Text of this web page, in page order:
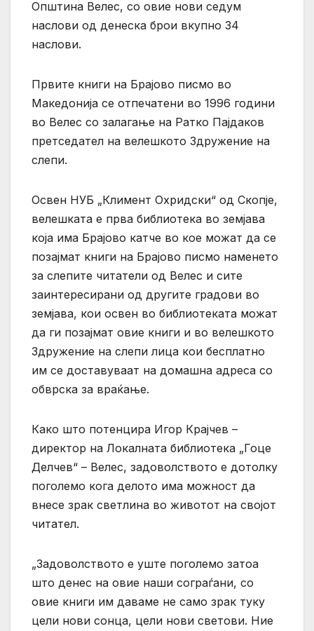
Општина Велес, со овие нови седум
наслови од денеска брои вкупно 34
наслови.
Првите книги на Брајово писмо во
Македонија се отпечатени во 1996 години
во Велес со залагање на Ратко Пајдаков
претседател на велешкото Здружение на
слепи.
Освен НУБ „Климент Охридски“ од Скопје,
велешката е прва библиотека во земјава
која има Брајово катче во кое можат да се
позајмат книги на Брајово писмо наменето
за слепите читатели од Велес и сите
заинтересирани од другите градови во
земјава, кои освен во библиотеката можат
да ги позајмат овие книги и во велешкото
Здружение на слепи лица кои бесплатно
им се доставуваат на домашна адреса со
обврска за враќање.
Како што потенцира Игор Крајчев –
директор на Локалната библиотека „Гоце
Делчев“ – Велес, задоволството е дотолку
поголемо кога делото има можност да
внесе зрак светлина во животот на својот
читател.
„Задоволството е уште поголемо затоа
што денес на овие наши сограѓани, со
овие книги им даваме не само зрак туку
цели нови сонца, цели нови светови. Ние